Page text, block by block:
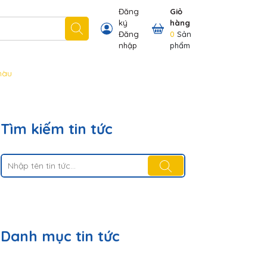
nhãn hiệu chúng tôi có Thông tin khách hàng
Đăng
ký
Đăng
nhập
Giỏ
hàng
0 Sản
phẩm
Tìm kiếm tin tức
Danh mục tin tức